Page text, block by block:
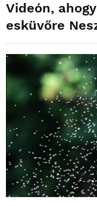
Videón,
esküvőre